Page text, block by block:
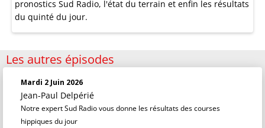
pronostics Sud Radio, l'état du terrain et enfin les résultats
du quinté du jour.
Les autres épisodes
Mardi 2 Juin 2026
Jean-Paul Delpérié
Notre expert Sud Radio vous donne les résultats des courses
hippiques du jour